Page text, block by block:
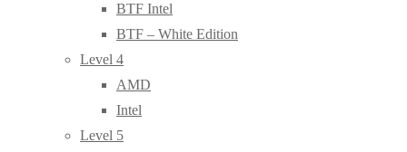
BTF Intel
BTF – White Edition
Level 4
AMD
Intel
Level 5